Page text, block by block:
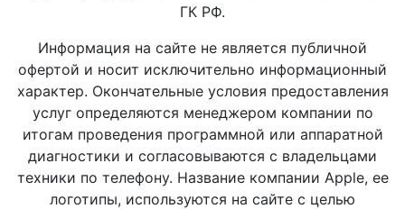
ГК РФ.
Информация на сайте не является публичной
офертой и носит исключительно информационный
характер. Окончательные условия предоставления
услуг определяются менеджером компании по
итогам проведения программной или аппаратной
диагностики и согласовываются с владельцами
техники по телефону. Название компании Apple, ее
логотипы, используются на сайте с целью